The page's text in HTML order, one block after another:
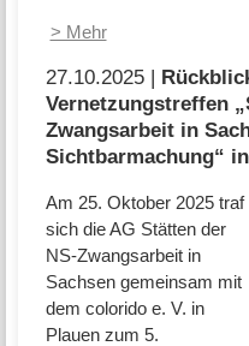
> Mehr
27.10.2025 |
Vernetzungstreffen
Zwangsarbeit in
Sichtbarmachung“
Am 25. Oktober 2025 traf
sich die AG Stätten der
NS-Zwangsarbeit in
Sachsen gemeinsam mit
dem colorido e. V. in
Plauen zum 5.